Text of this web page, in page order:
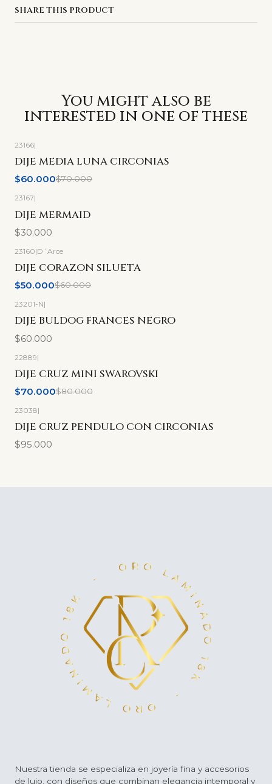
SHARE THIS PRODUCT
You might also be
interested in one of these
-14% OFF
23166|
DIJE MEDIA LUNA CIRCONIAS
$60.000$70.000
23167|
DIJE MERMAID
$30.000
-17%
23160|D´Arce
DIJE CORAZON SILUETA
$50.000$60.000
23201-N|
DIJE BULDOG FRANCES NEGRO
$60.000
-13% OFF
22889|
DIJE CRUZ MINI SWAROVSKI
$70.000$80.000
23038|
DIJE CRUZ PENDULO CON CIRCONIAS
$95.000
Nuestra tienda se especializa en joyería fina y accesorios
de lujo, con diseños que combinan elegancia intemporal y